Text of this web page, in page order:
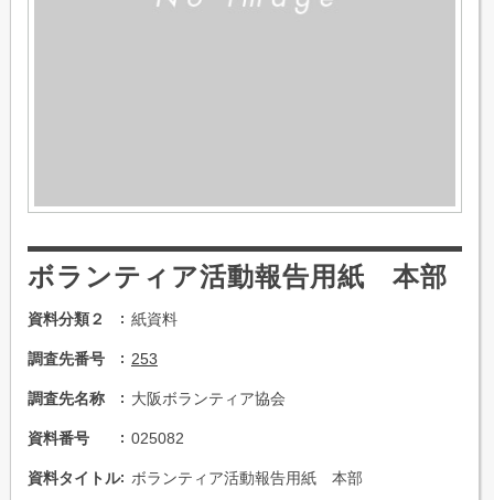
ボランティア活動報告用紙 本部
資料分類２ 紙資料
調査先番号 253
調査先名称 大阪ボランティア協会
資料番号 025082
資料タイトル ボランティア活動報告用紙 本部